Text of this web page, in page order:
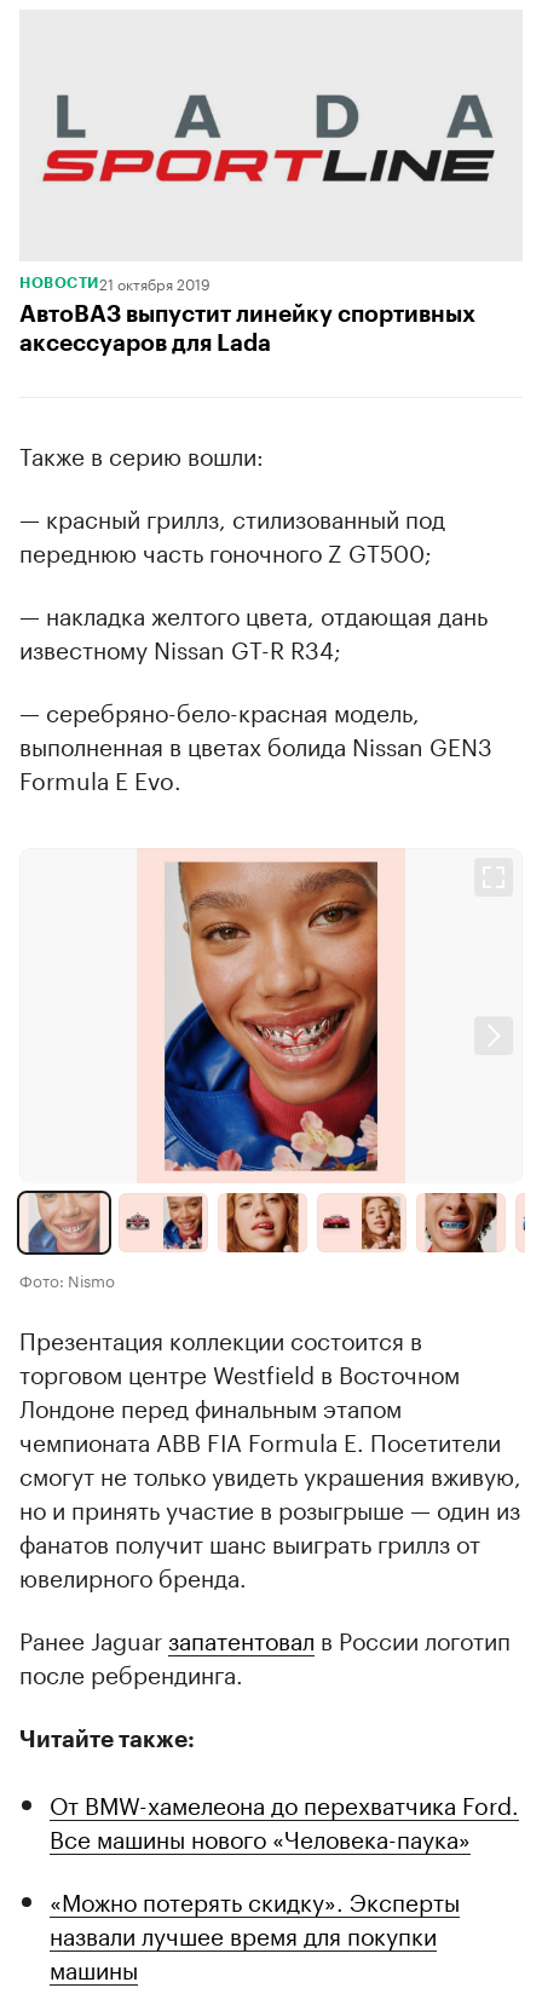
НОВОСТИ 21 октября 2019
АвтоВАЗ выпустит линейку спортивных
аксессуаров для Lada
Также в серию вошли:
— красный гриллз, стилизованный под
переднюю часть гоночного Z GT500;
— накладка желтого цвета, отдающая дань
известному Nissan GT-R R34;
— серебряно-бело-красная модель,
выполненная в цветах болида Nissan GEN3
Formula E Evo.
Фото: Nismo
Презентация коллекции состоится в
торговом центре Westfield в Восточном
Лондоне перед финальным этапом
чемпионата ABB FIA Formula E. Посетители
смогут не только увидеть украшения вживую,
но и принять участие в розыгрыше — один из
фанатов получит шанс выиграть гриллз от
ювелирного бренда.
Ранее Jaguarзапатентовал в России логотип
после ребрендинга.
Читайте также:
От BMW-хамелеона до перехватчика Ford.
Все машины нового «Человека-паука»
«Можно потерять скидку». Эксперты
назвали лучшее время для покупки
машины